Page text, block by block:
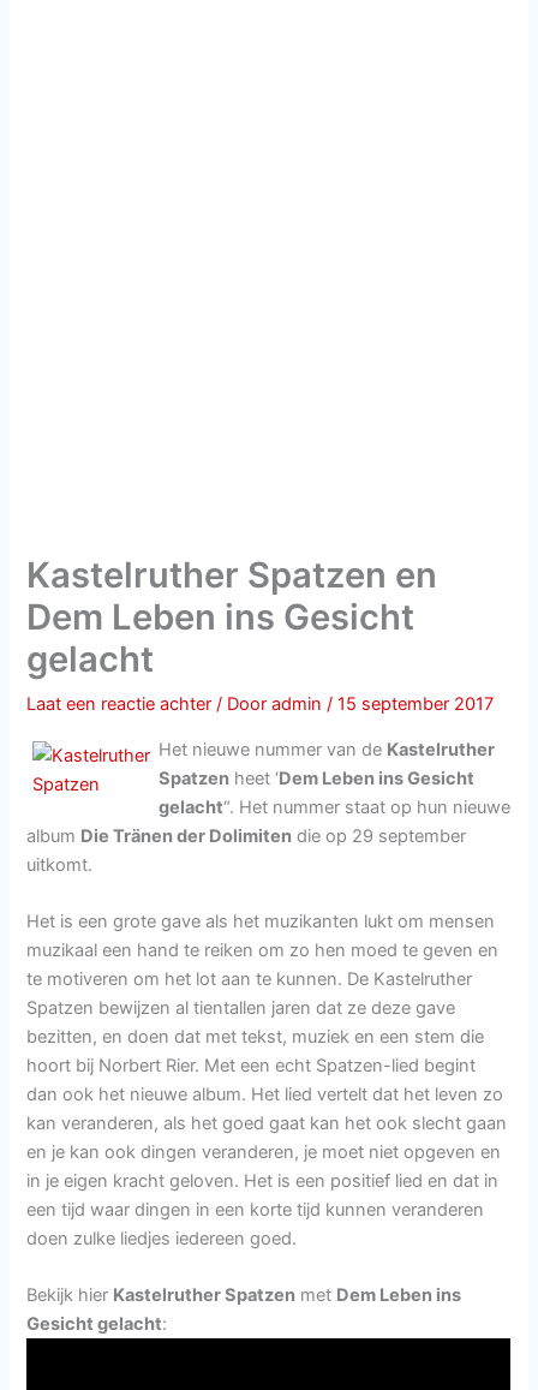
Kastelruther Spatzen en
Dem Leben ins Gesicht
gelacht
Laat een reactie achter / Dooradmin/15 september 2017
Het nieuwe nummer van de Kastelruther
Spatzen heet ‘Dem Leben ins Gesicht
gelacht“. Het nummer staat op hun nieuwe
album Die Tränen der Dolimiten die op 29 september
uitkomt.
Het is een grote gave als het muzikanten lukt om mensen
muzikaal een hand te reiken om zo hen moed te geven en
te motiveren om het lot aan te kunnen. De Kastelruther
Spatzen bewijzen al tientallen jaren dat ze deze gave
bezitten, en doen dat met tekst, muziek en een stem die
hoort bij Norbert Rier. Met een echt Spatzen-lied begint
dan ook het nieuwe album. Het lied vertelt dat het leven zo
kan veranderen, als het goed gaat kan het ook slecht gaan
en je kan ook dingen veranderen, je moet niet opgeven en
in je eigen kracht geloven. Het is een positief lied en dat in
een tijd waar dingen in een korte tijd kunnen veranderen
doen zulke liedjes iedereen goed.
Bekijk hier Kastelruther Spatzen met Dem Leben ins
Gesicht gelacht: